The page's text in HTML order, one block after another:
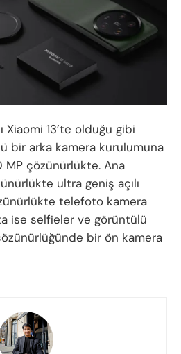
Xiaomi 13’te olduğu gibi
bir arka kamera kurulumuna
MP çözünürlükte. Ana
ultra geniş açılı
telefoto kamera
ise selfieler ve görüntülü
bir ön kamera